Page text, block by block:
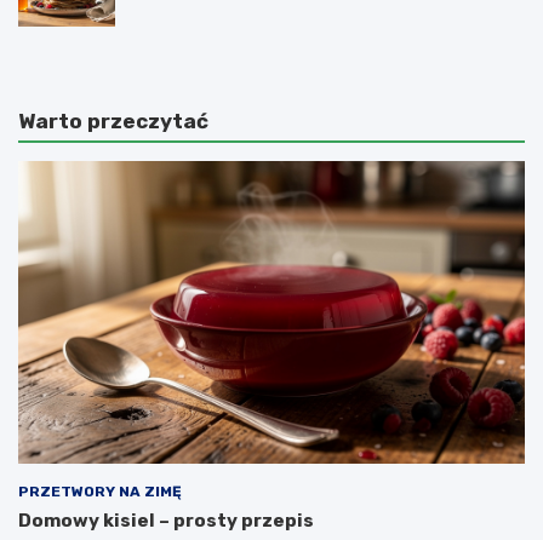
Warto przeczytać
PRZETWORY NA ZIMĘ
Domowy kisiel – prosty przepis